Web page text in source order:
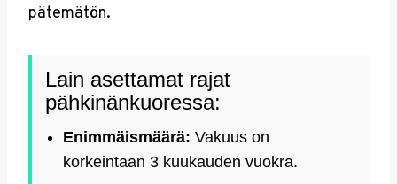
pätemätön.
Lain asettamat rajat
pähkinänkuoressa:
Enimmäismäärä: Vakuus on
korkeintaan 3 kuukauden vuokra.